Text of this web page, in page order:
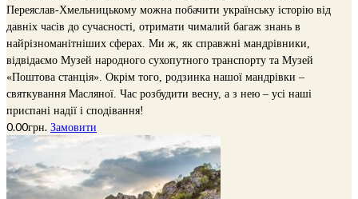
Переяслав-Хмельницькому можна побачити українську історію від
давніх часів до сучасності, отримати чималий багаж знань в
найрізноманітніших сферах. Ми ж, як справжні мандрівники,
відвідаємо Музей народного сухопутного транспорту та Музей
«Поштова станція». Окрім того, родзинка нашої мандрівки –
святкування Масляної. Час розбудити весну, а з нею – усі наші
приспані надії і сподівання!
0.00грн. Замовити